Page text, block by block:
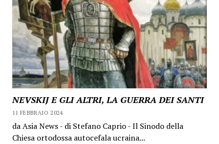
NEVSKIJ E GLI ALTRI, LA GUERRA DEI SANTI
11 FEBBRAIO 2024
da Asia News - di Stefano Caprio - Il Sinodo della
Chiesa ortodossa autocefala ucraina...